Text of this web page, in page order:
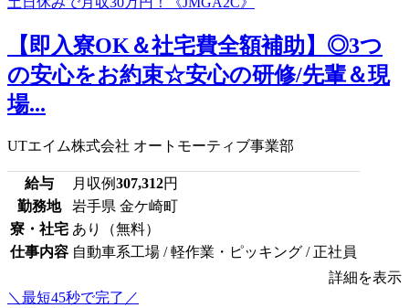
【即入寮OK＆社宅費全額補助】◎3つ
の安心をお約束☆安心の研修/先輩＆現
場...
UTエイム株式会社 オートモーティブ事業部
給与 月収例307,312円
勤務地
岩手県 金ケ崎町
寮・社宅 あり（無料）
仕事内容 自動車系工場 / 軽作業・ピッキング / 正社員
詳細を表示
＼最短45秒で完了／